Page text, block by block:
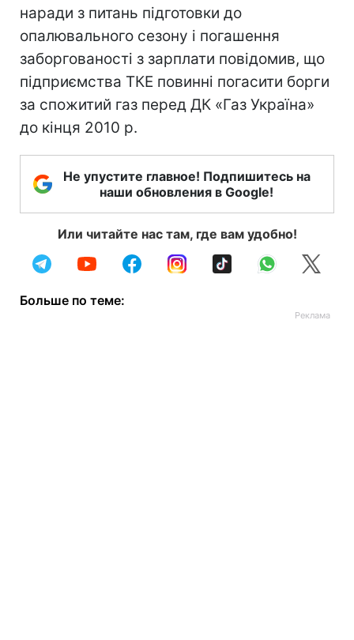
наради з питань підготовки до
опалювального сезону і погашення
заборгованості з зарплати повідомив, що
підприємства ТКЕ повинні погасити борги
за спожитий газ перед ДК «Газ Україна»
до кінця 2010 р.
Не упустите главное! Подпишитесь на
наши обновления в Google!
Или читайте нас там, где вам удобно!
Больше по теме: